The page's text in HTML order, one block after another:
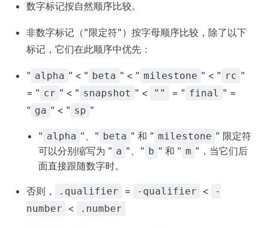
数字标记按自然顺序比较。
非数字标记（"限定符"）按字母顺序比较，除了以下
标记，它们在此顺序中优先：
" alpha " < " beta " < " milestone " < " rc "
= " cr " < " snapshot " < "" = " final " =
" ga " < " sp "
" alpha "、" beta " 和 " milestone " 限定符
可以分别缩写为 " a "、" b " 和 " m "，当它们后
面直接跟随数字时。
否则， .qualifier = -qualifier <
-
number
< .number